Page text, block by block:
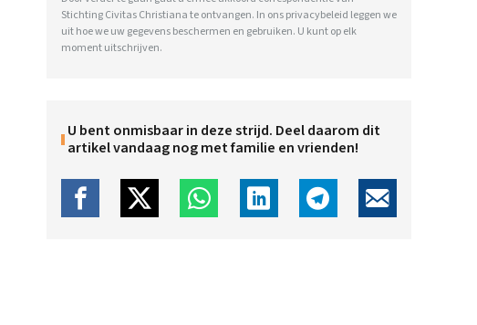
Stichting Civitas Christiana te ontvangen. In onsprivacybeleid leggen we
uit hoe we uw gegevens beschermen en gebruiken. U kunt op elk
moment uitschrijven.
U bent onmisbaar in deze strijd. Deel daarom dit
artikel vandaag nog met familie en vrienden!